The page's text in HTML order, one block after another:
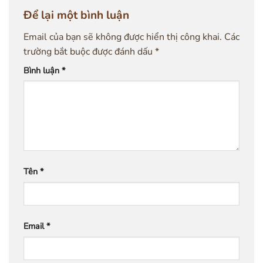
Để lại một bình luận
Email của bạn sẽ không được hiển thị công khai. Các
trường bắt buộc được đánh dấu *
Bình luận *
Tên *
Email*